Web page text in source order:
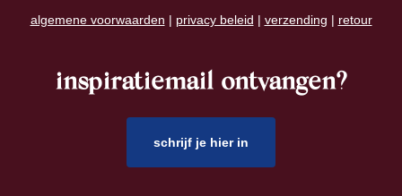
algemene voorwaarden | privacy beleid | verzending | retour
inspiratiemail ontvangen?
schrijf je hier in